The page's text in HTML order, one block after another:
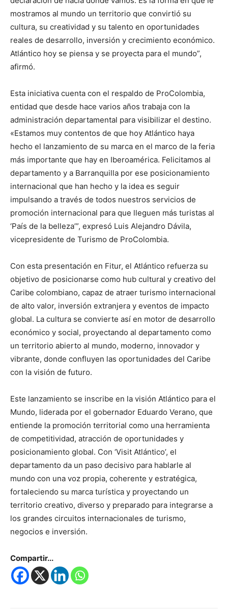
mostramos al mundo un territorio que convirtió su
cultura, su creatividad y su talento en oportunidades
reales de desarrollo, inversión y crecimiento económico.
Atlántico hoy se piensa y se proyecta para el mundo”,
afirmó.
Esta iniciativa cuenta con el respaldo de ProColombia,
entidad que desde hace varios años trabaja con la
administración departamental para visibilizar el destino.
«Estamos muy contentos de que hoy Atlántico haya
hecho el lanzamiento de su marca en el marco de la feria
más importante que hay en Iberoamérica. Felicitamos al
departamento y a Barranquilla por ese posicionamiento
internacional que han hecho y la idea es seguir
impulsando a través de todos nuestros servicios de
promoción internacional para que lleguen más turistas al
‘País de la belleza’”, expresó Luis Alejandro Dávila,
vicepresidente de Turismo de ProColombia.
Con esta presentación en Fitur, el Atlántico refuerza su
objetivo de posicionarse como hub cultural y creativo del
Caribe colombiano, capaz de atraer turismo internacional
de alto valor, inversión extranjera y eventos de impacto
global. La cultura se convierte así en motor de desarrollo
económico y social, proyectando al departamento como
un territorio abierto al mundo, moderno, innovador y
vibrante, donde confluyen las oportunidades del Caribe
con la visión de futuro.
Este lanzamiento se inscribe en la visión Atlántico para el
Mundo, liderada por el gobernador Eduardo Verano, que
entiende la promoción territorial como una herramienta
de competitividad, atracción de oportunidades y
posicionamiento global. Con ‘Visit Atlántico’, el
departamento da un paso decisivo para hablarle al
mundo con una voz propia, coherente y estratégica,
fortaleciendo su marca turística y proyectando un
territorio creativo, diverso y preparado para integrarse a
los grandes circuitos internacionales de turismo,
negocios e inversión.
Compartir...